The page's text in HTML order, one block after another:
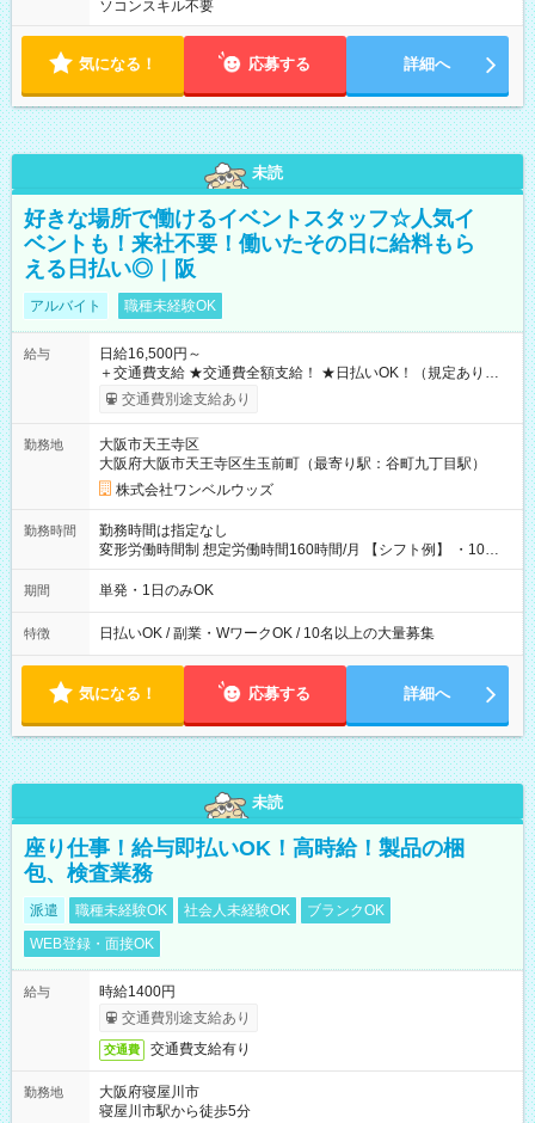
ソコンスキル不要
気になる！ 応募する 詳細へ
未読
好きな場所で働けるイベントスタッフ☆人気イ
ベントも！来社不要！働いたその日に給料もら
える日払い◎｜阪
アルバイト 職種未経験OK
給与
日給16,500円～
＋交通費支給 ★交通費全額支給！ ★日払いOK！（規定あり） ┗
働いたその日に現金GET♪ お仕事後はコンビニATMから 日払
交通費別途支給あり
勤務地
大阪市天王寺区
大阪府大阪市天王寺区生玉前町（最寄り駅：谷町九丁目駅）
株式会社ワンベルウッズ
勤務時間
勤務時間は指定なし
変形労働時間制 想定労働時間160時間/月 【シフト例】 ・10：
00～20：00
期間 単発・1日のみOK
特徴 日払いOK / 副業・WワークOK / 10名以上の大量募集
気になる！ 応募する 詳細へ
未読
座り仕事！給与即払いOK！高時給！製品の梱
包、検査業務
派遣 職種未経験OK 社会人未経験OK
ブランクOK
WEB登録・面接OK
給与
時給1400円
交通費別途支給あり
交通費 交通費支給有り
勤務地
大阪府寝屋川市
寝屋川市駅から徒歩5分